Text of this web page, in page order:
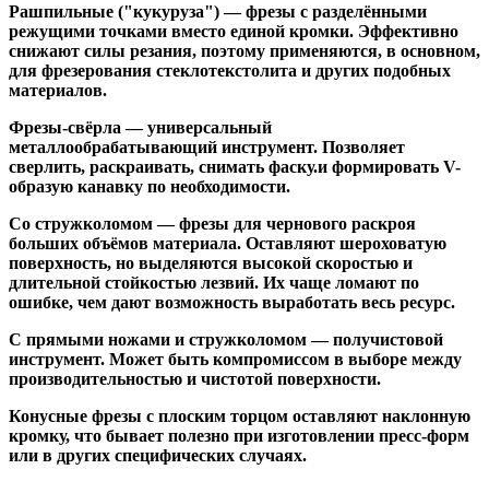
Рашпильные ("кукуруза")— фрезы с разделёнными
режущими точками вместо единой кромки. Эффективно
снижают силы резания, поэтому применяются, в основном,
для фрезерования стеклотекстолита и других подобных
материалов.
Фрезы-свёрла — универсальный
металлообрабатывающий инструмент. Позволяет
сверлить, раскраивать, снимать фаску.и формировать V-
образую канавку по необходимости.
Со стружколомом— фрезы для чернового раскроя
больших объёмов материала. Оставляют шероховатую
поверхность, но выделяются высокой скоростью и
длительной стойкостью лезвий. Их чаще ломают по
ошибке, чем дают возможность выработать весь ресурс.
С прямыми ножами и стружколомом— получистовой
инструмент. Может быть компромиссом в выборе между
производительностью и чистотой поверхности.
Конусные фрезы с плоским торцом оставляют наклонную
кромку, что бывает полезно при изготовлении пресс-форм
или в других специфических случаях.